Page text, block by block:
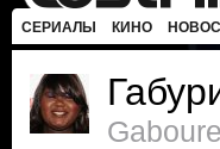
СЕРИАЛЫ КИНО